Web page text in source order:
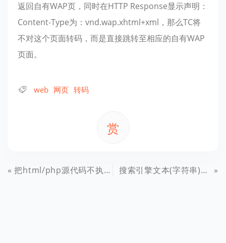
返回自有WAP页，同时在HTTP Response显示声明：
Content-Type为：vnd.wap.xhtml+xml，那么TC将
不对这个页面转码，而是直接跳转至相应的自有WAP
页面。
web 网页 转码
赏
把html/php源代码不执行输出到浏览器上 搜索引擎文本(字符串)相似度算法的问题